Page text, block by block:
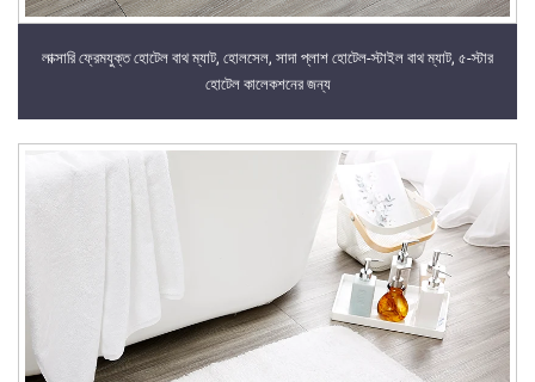
লাক্সারি ফ্রেমযুক্ত হোটেল বাথ ম্যাট, হোলসেল, সাদা প্লাশ হোটেল-স্টাইল বাথ ম্যাট, ৫-স্টার
হোটেল কালেকশনের জন্য